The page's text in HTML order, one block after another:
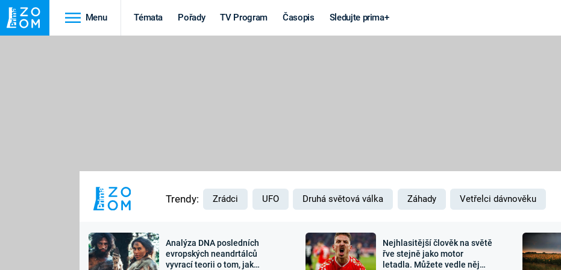
Menu Témata Pořady TV Program Časopis Sledujte prima+
MARS
Výročí
Záhady a
Zajímavosti
Trendy: Zrádci UFO Druhá světová válka Záhady Vetřelci dávnověku
Analýza DNA posledních
evropských neandrtálců
vyvrací teorii o tom, jak
Nejhlasitější člověk na světě
řve stejně jako motor
letadla. Můžete vedle něj